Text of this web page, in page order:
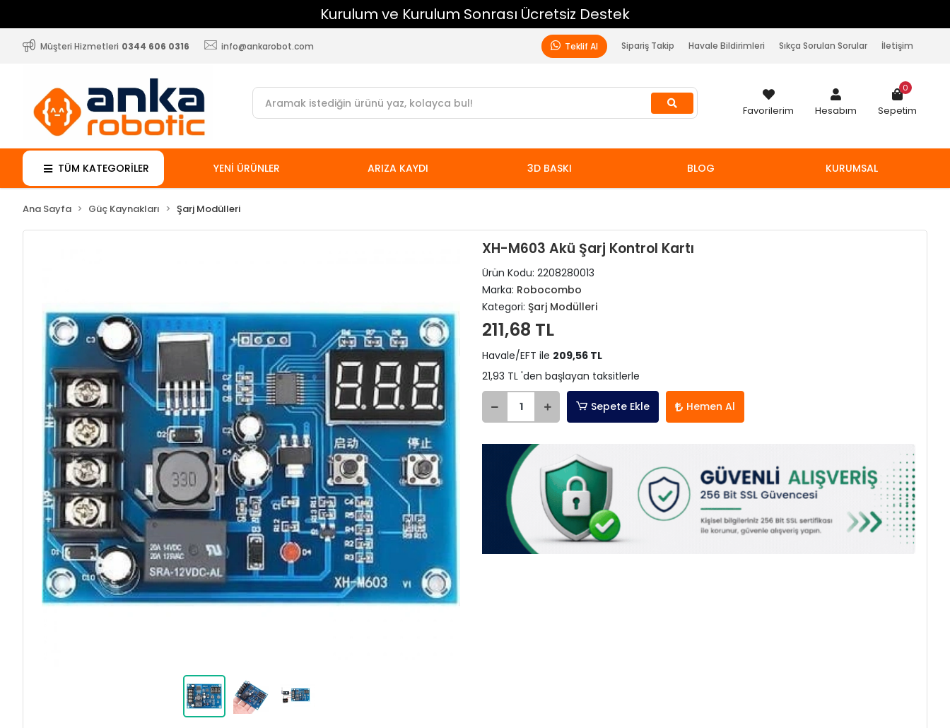
2000 ₺ Üzeri Ücretsiz Kargo
Müşteri Hizmetleri 0344 606 0316 info@ankarobot.com Teklif Al Sipariş Takip Havale Bildirimleri Sıkça Sorulan Sorular İletişim
Favorilerim Hesabım Sepetim
0
TÜM KATEGORİLER YENİ ÜRÜNLER ARIZA KAYDI 3D BASKI BLOG KURUMSAL
Ana Sayfa Güç Kaynakları Şarj Modülleri
XH-M603 Akü Şarj Kontrol Kartı
Ürün Kodu: 2208280013
Marka: Robocombo
Kategori: Şarj Modülleri
211,68 TL
Havale/EFT ile 209,56 TL
21,93 TL 'den başlayan taksitlerle
Sepete Ekle Hemen Al